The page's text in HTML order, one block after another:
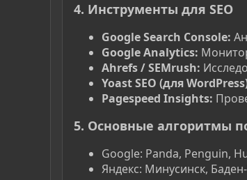
4. Инструменты для SEO
Google Search Console:
Google Analytics:
Ahrefs / SEMrush:
Yoast SEO (для
Pagespeed Insights:
5. Основные алгоритмы
Google: Panda, Penguin,
Яндекс: Минусинск,